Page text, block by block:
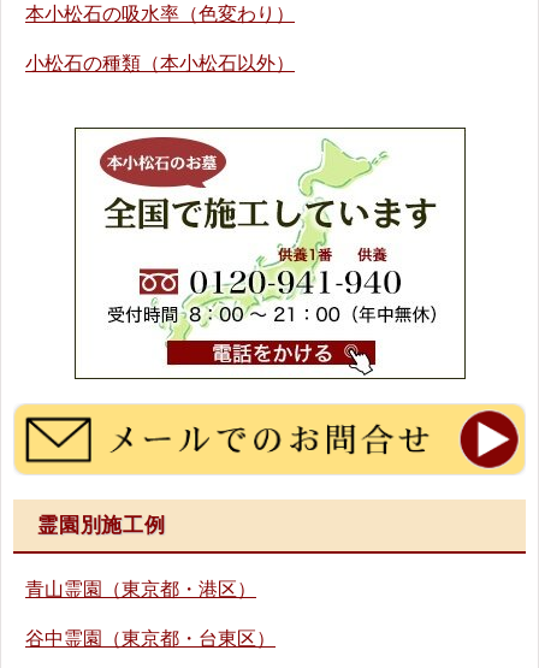
本小松石の吸水率（色変わり）
小松石の種類（本小松石以外）
霊園別施工例
青山霊園（東京都・港区）
谷中霊園（東京都・台東区）